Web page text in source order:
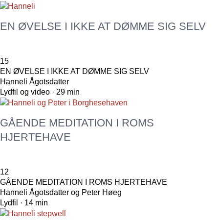
EN ØVELSE I IKKE AT DØMME SIG SELV
15
EN ØVELSE I IKKE AT DØMME SIG SELV
Hanneli Ågotsdatter
Lydfil og video · 29 min
GÅENDE MEDITATION I ROMS
HJERTEHAVE
12
GÅENDE MEDITATION I ROMS HJERTEHAVE
Hanneli Ågotsdatter og Peter Høeg
Lydfil · 14 min